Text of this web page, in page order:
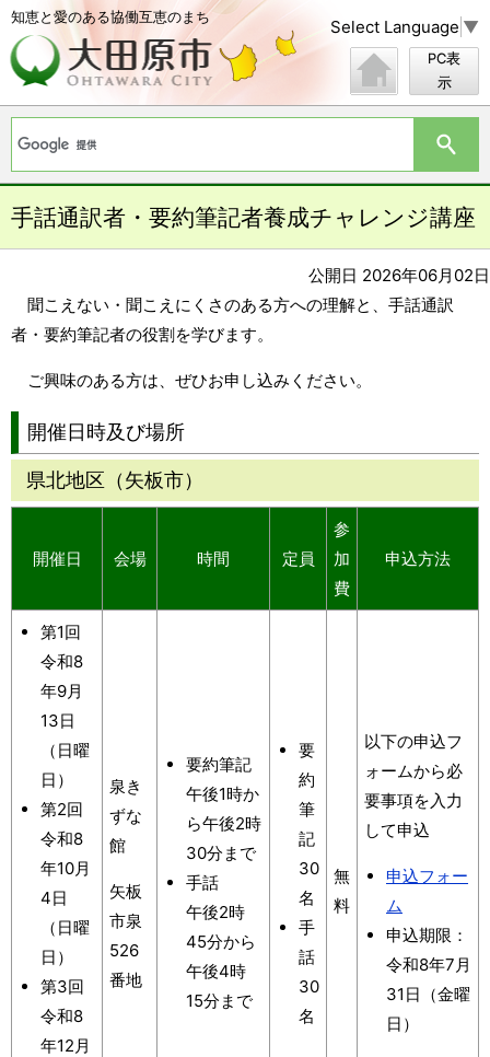
知恵と愛のある協働互恵のまち Select Language ▼
PC表
示
手話通訳者・要約筆記者養成チャレンジ講座
公開日 2026年06月02日
聞こえない・聞こえにくさのある方への理解と、手話通訳
者・要約筆記者の役割を学びます。
ご興味のある方は、ぜひお申し込みください。
開催日時及び場所
県北地区（矢板市）
開催日 会場 時間 定員
参
加
費
申込方法
第1回
令和8
年9月
13日
（日曜
日）
第2回
令和8
年10月
4日
（日曜
日）
第3回
令和8
年12月
泉き
ずな
館
矢板
市泉
526
番地
要約筆記
午後1時か
ら午後2時
30分まで
手話
午後2時
45分から
午後4時
15分まで
要
約
筆
記
30
名
手
話
30
名
無
料
以下の申込フ
ォームから必
要事項を入力
して申込
申込フォー
ム
申込期限：
令和8年7月
31日（金曜
日）